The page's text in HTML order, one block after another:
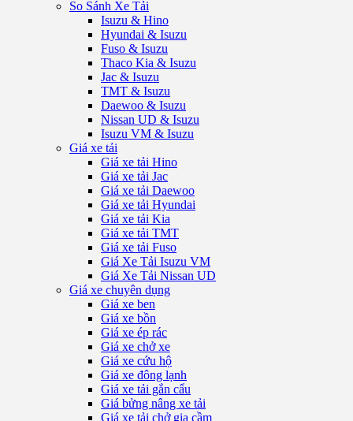
So Sánh Xe Tải
Isuzu & Hino
Hyundai & Isuzu
Fuso & Isuzu
Thaco Kia & Isuzu
Jac & Isuzu
TMT & Isuzu
Daewoo & Isuzu
Nissan UD & Isuzu
Isuzu VM & Isuzu
Giá xe tải
Giá xe tải Hino
Giá xe tải Jac
Giá xe tải Daewoo
Giá xe tải Hyundai
Giá xe tải Kia
Giá xe tải TMT
Giá xe tải Fuso
Giá Xe Tải Isuzu VM
Giá Xe Tải Nissan UD
Giá xe chuyên dụng
Giá xe ben
Giá xe bồn
Giá xe ép rác
Giá xe chở xe
Giá xe cứu hộ
Giá xe đông lạnh
Giá xe tải gắn cẩu
Giá bửng nâng xe tải
Giá xe tải chở gia cầm